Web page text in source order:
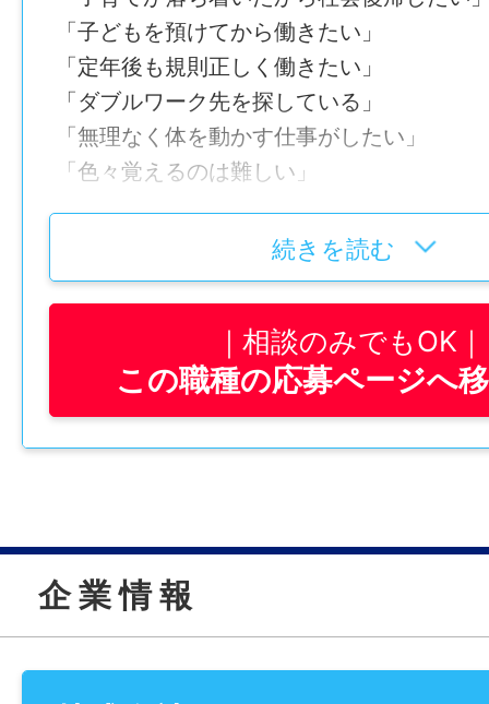
「子どもを預けてから働きたい」
「定年後も規則正しく働きたい」
「ダブルワーク先を探している」
「無理なく体を動かす仕事がしたい」
「色々覚えるのは難しい」
そんな方を歓迎します。
作業は掃除機がけやゴミ回収などで、重い
家庭での掃除と変わりません。静かな環境
かしながら、清々しい1日をスタートさせ
勤務は月・水・金の週3日、1日2時間(9:00
が叶います。
——————
続きを読む
相談のみでもOK
この職種の応募ページへ
企 業 情 報